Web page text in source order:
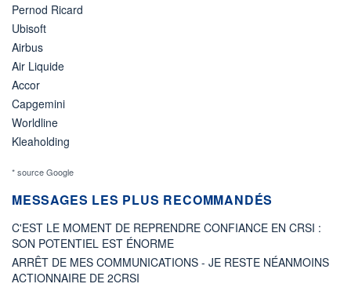
Pernod Ricard
Ubisoft
Airbus
Air Liquide
Accor
Capgemini
Worldline
Kleaholding
* source Google
MESSAGES LES PLUS RECOMMANDÉS
C'EST LE MOMENT DE REPRENDRE CONFIANCE EN CRSI :
SON POTENTIEL EST ÉNORME
ARRÊT DE MES COMMUNICATIONS - JE RESTE NÉANMOINS
ACTIONNAIRE DE 2CRSI